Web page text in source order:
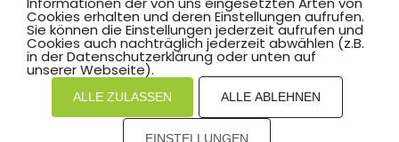
©2025 Hammer SportClub 2008 e.V.
Mit zum Verein by PASSGEBER
Cookies erhalten und deren Einstellungen aufrufen.
Sie können die Einstellungen jederzeit aufrufen und
Cookies auch nachträglich jederzeit abwählen (z.B.
in der Datenschutzerklärung oder unten auf
unserer Webseite).
ALLE ZULASSEN ALLE ABLEHNEN
EINSTELLUNGEN